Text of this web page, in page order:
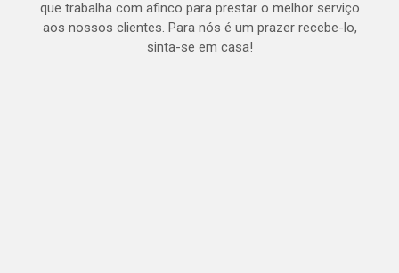
que trabalha com afinco para prestar o melhor serviço
aos nossos clientes. Para nós é um prazer recebe-lo,
sinta-se em casa!